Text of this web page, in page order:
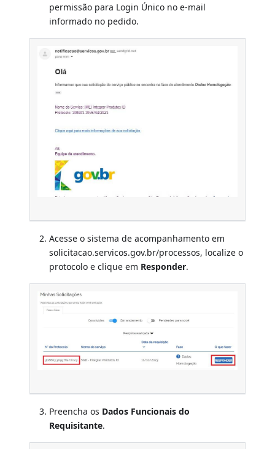
permissão para Login Único no e-mail
informado no pedido.
Acesse o sistema de acompanhamento em
solicitacao.servicos.gov.br/processos, localize o
protocolo e clique em Responder.
Preencha os Dados Funcionais do
Requisitante.